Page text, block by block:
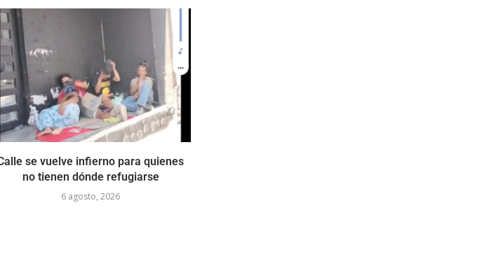
se vuelve infierno para quienes
no tienen dónde refugiarse
6 agosto, 2026